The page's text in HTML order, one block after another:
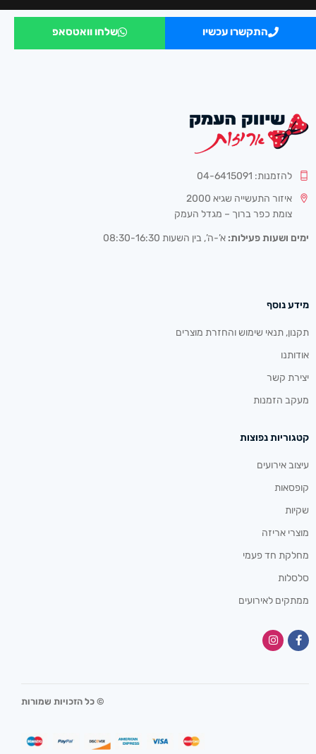
התקשרו עכשיו שלחו וואטסאפ
להזמנות: 04-6415091
איזור התעשייה שגיא 2000
צומת כפר ברוך – מגדל העמק
ימים ושעות פעילות: א’-ה’, בין השעות 08:30-16:30
מידע נוסף
תקנון, תנאי שימוש והחזרת מוצרים
אודותנו
יצירת קשר
מעקב הזמנות
קטגוריות נפוצות
עיצוב אירועים
קופסאות
שקיות
מוצרי אריזה
מחלקת חד פעמי
סלסלות
ממתקים לאירועים
© כל הזכויות שמורות